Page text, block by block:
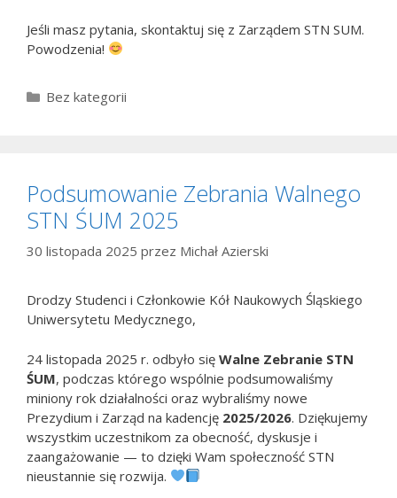
Jeśli masz pytania, skontaktuj się z Zarządem STN SUM.
Powodzenia!
Kategorie
Bez kategorii
Podsumowanie Zebrania Walnego
STN ŚUM 2025
30 listopada 2025 przez Michał Azierski
Drodzy Studenci i Członkowie Kół Naukowych Śląskiego
Uniwersytetu Medycznego,
24 listopada 2025 r. odbyło się Walne Zebranie STN
ŚUM, podczas którego wspólnie podsumowaliśmy
miniony rok działalności oraz wybraliśmy nowe
Prezydium i Zarząd na kadencję 2025/2026. Dziękujemy
wszystkim uczestnikom za obecność, dyskusje i
zaangażowanie — to dzięki Wam społeczność STN
nieustannie się rozwija.